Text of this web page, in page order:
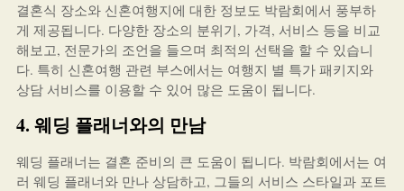
결혼식 장소와 신혼여행지에 대한 정보도 박람회에서 풍부하
게 제공됩니다. 다양한 장소의 분위기, 가격, 서비스 등을 비교
해보고, 전문가의 조언을 들으며 최적의 선택을 할 수 있습니
다. 특히 신혼여행 관련 부스에서는 여행지 별 특가 패키지와
상담 서비스를 이용할 수 있어 많은 도움이 됩니다.
4. 웨딩 플래너와의 만남
웨딩 플래너는 결혼 준비의 큰 도움이 됩니다. 박람회에서는 여
러 웨딩 플래너와 만나 상담하고, 그들의 서비스 스타일과 포트